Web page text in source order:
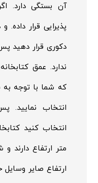
آن بستگی دارد.
پذیرایی قرار
دکوری قرار دهید
که شما با توجه به
انتخاب نمایید.
متر ارتفاع دارند
ارتفاع صایر وسایل